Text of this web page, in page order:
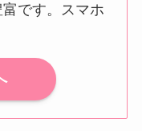
です。スマホ